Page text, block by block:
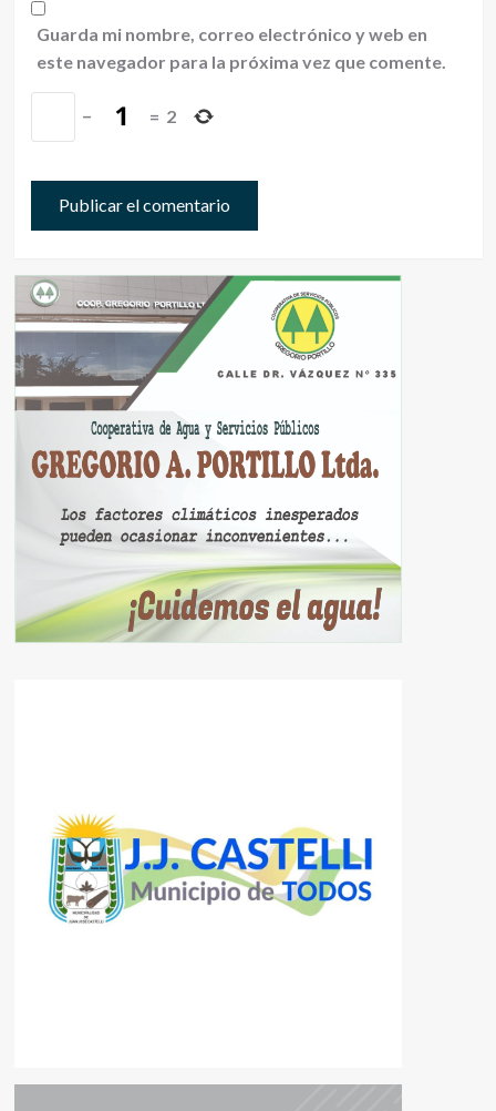
Guarda mi nombre, correo electrónico y web en
este navegador para la próxima vez que comente.
− = 2